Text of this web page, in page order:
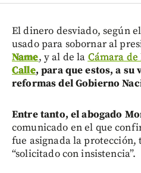
El dinero desviado, según
usado para sobornar al
Name, y al de la Cámara
Calle, para que estos, a su
reformas del Gobierno
Entre tanto, el abogado
comunicado en el que
fue asignada la protección,
“solicitado con insistencia”.